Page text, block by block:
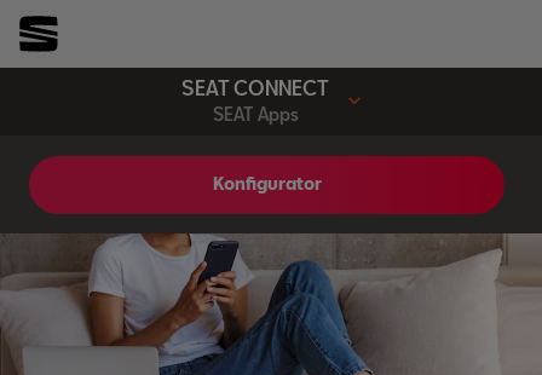
SEAT CONNECT
SEAT Apps
Konfigurator